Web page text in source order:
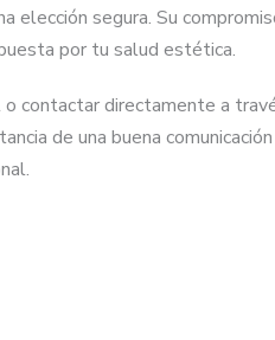
elección segura. Su
por tu salud estética.
contactar directamente a
de una buena